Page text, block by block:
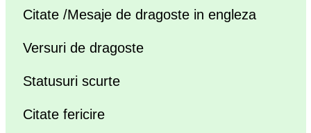
Citate /Mesaje de dragoste in engleza
Versuri de dragoste
Statusuri scurte
Citate fericire